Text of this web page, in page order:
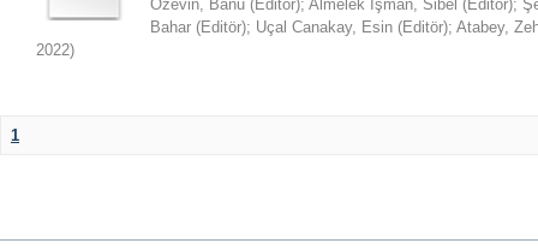
Özevin, Banu (Editör); Almelek İşman, Sibel (Editör);
Bahar (Editör); Uçal Canakay, Esin (Editör); Atabey,
2022)
1